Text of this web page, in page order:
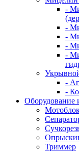
-
-
-
-
-
-
-
Оборудование
Триммер